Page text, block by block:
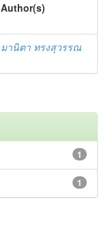
Author(s)
มานิตา ทรงสุวรรณ
1
1